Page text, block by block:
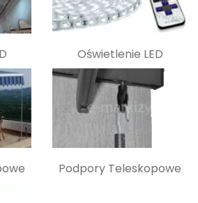
Oświetlenie LED
Podpory Teleskopowe